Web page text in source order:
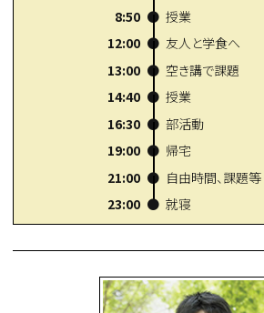
8:50
授業
12:00
友人と学食へ
13:00
空き講で課題
14:40
授業
16:30
部活動
19:00
帰宅
21:00
自由時間、課題等
23:00
就寝